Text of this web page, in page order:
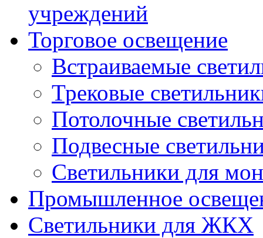
учреждений
Торговое освещение
Встраиваемые
Трековые
Потолочные
Подвесные
Светильники для
Промышленное
Светильники для ЖКХ